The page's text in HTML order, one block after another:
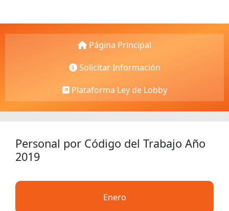
Página Principal
Solicitar Información
Plataforma Ley de Lobby
Personal por Código del Trabajo Año
2019
Enero